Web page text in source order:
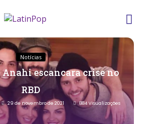
Notícias
escancara crise no
RBD
29 de novembro de 2021 884Visualizações